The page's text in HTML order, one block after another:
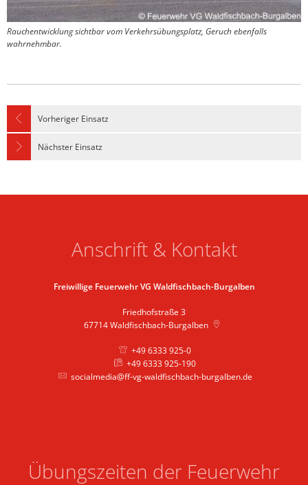
Rauchentwicklung sichtbar vom Verkehrsübungsplatz, Geruch ebenfalls
wahrnehmbar.
Vorheriger Einsatz
Nächster Einsatz
Anschrift & Kontakt
Freiwillige Feuerwehr VG Waldfischbach-Burgalben
Friedhofstraße 3
67714 Waldfischbach-Burgalben
+49 6333 925-0
+49 6333 925-190
socialmedia@ff-vg-waldfischbach-burgalben.de
Übungszeiten der Feuerwehr